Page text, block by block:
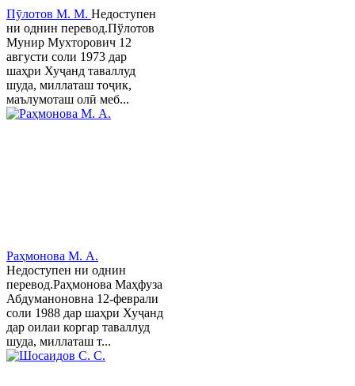
Пӯлотов М. М. Недоступен
ни однин перевод.Пўлотов
Мунир Мухторович 12
августи соли 1973 дар
шаҳри Хуҷанд таваллуд
шуда, миллаташ тоҷик,
маълумоташ олӣ меб...
Раҳмонова М. А.
Недоступен ни однин
перевод.Раҳмонова Маҳфуза
Абдуманоновна 12-феврали
соли 1988 дар шаҳри Хуҷанд
дар оилаи коргар таваллуд
шуда, миллаташ т...